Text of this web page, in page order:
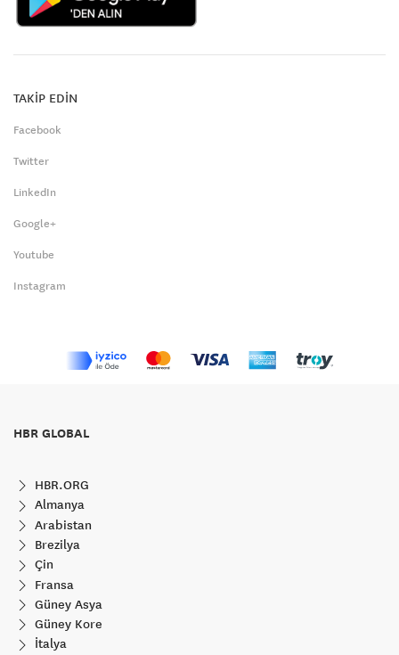
TAKİP EDİN
Facebook
Twitter
LinkedIn
Google+
Youtube
Instagram
HBR GLOBAL
HBR.ORG
Almanya
Arabistan
Brezilya
Çin
Fransa
Güney Asya
Güney Kore
İtalya